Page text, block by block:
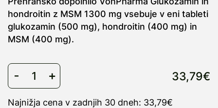
hondroitin z MSM 1300 mg vsebuje v eni tableti
glukozamin (500 mg), hondroitin (400 mg) in
MSM (400 mg).
33,79€
Najnižja cena v zadnjih 30 dneh: 33,79€